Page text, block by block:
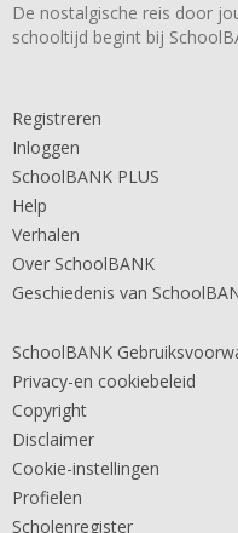
De nostalgische reis door
schooltijd begint bij
Registreren
Inloggen
SchoolBANK PLUS
Help
Verhalen
Over SchoolBANK
Geschiedenis van
SchoolBANK
Privacy-en cookiebeleid
Copyright
Disclaimer
Cookie-instellingen
Profielen
Scholenregister